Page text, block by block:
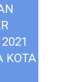
KOTA